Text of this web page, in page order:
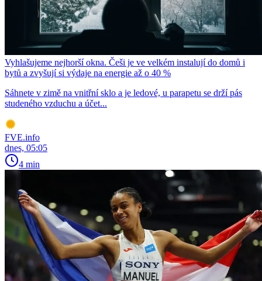
Vyhlašujeme nejhorší okna. Češi je ve velkém instalují do domů i
bytů a zvyšují si výdaje na energie až o 40 %
Sáhnete v zimě na vnitřní sklo a je ledové, u parapetu se drží pás
studeného vzduchu a účet...
FVE.info
dnes, 05:05
4 min